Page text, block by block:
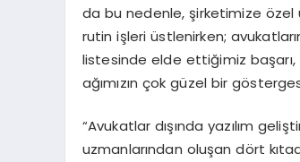
da bu nedenle, şirketimize
rutin işleri üstlenirken;
listesinde elde ettiğimiz
ağımızın çok güzel bir
“Avukatlar dışında yazılım
uzmanlarından oluşan dört